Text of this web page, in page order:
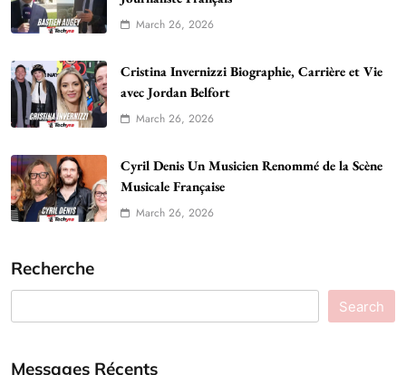
March 26, 2026
Cristina Invernizzi Biographie, Carrière et Vie
avec Jordan Belfort
March 26, 2026
Cyril Denis Un Musicien Renommé de la Scène
Musicale Française
March 26, 2026
Recherche
Search
Messages Récents